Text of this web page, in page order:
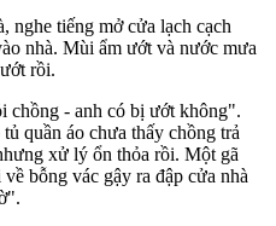
nghe tiếng mở cửa lạch cạch
nhà. Mùi ẩm ướt và nước mưa
rồi.
chồng - anh có bị ướt không".
quần áo chưa thấy chồng trả
xử lý ổn thỏa rồi. Một gã
bỗng vác gậy ra đập cửa nhà